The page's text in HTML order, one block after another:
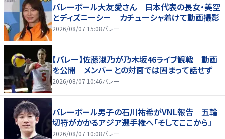
バレーボール大友愛さん 日本代表の長女・美空
とディズニーシー カチューシャ着けて動画撮影
2026/08/07 15:08バレー
【バレー】佐藤淑乃が乃木坂46ライブ観戦 動画
を公開 メンバーとの対面では固まって話せず
2026/08/07 10:46バレー
バレーボール男子の石川祐希がVNL報告 五輪
切符がかかるアジア選手権へ「そしてここから」
2026/08/07 10:08バレー